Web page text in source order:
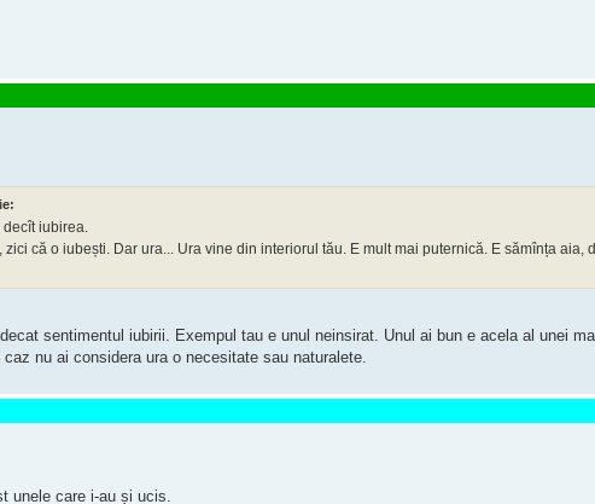
iubirea.
că o iubești. Dar ura... Ura vine din interiorul tău. E mult mai puternică. E sămînța aia,
sentimentul iubirii. Exempul tau e unul neinsirat. Unul ai bun e acela al unei
nu ai considera ura o necesitate sau naturalete.
unele care i-au și ucis.